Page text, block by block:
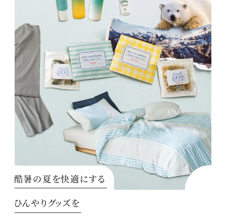
酷暑の夏を快適にする
ひんやりグッズを